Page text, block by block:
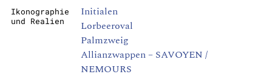
Ikonographie
und Realien
Initialen
Lorbeeroval
Palmzweig
Allianzwappen – SAVOYEN /
NEMOURS